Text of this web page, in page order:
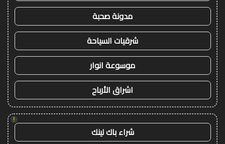
مدونة صحبة
شرقيات السياحة
موسوعة انوار
اشراق الأرباح
!
شراء باك لينك